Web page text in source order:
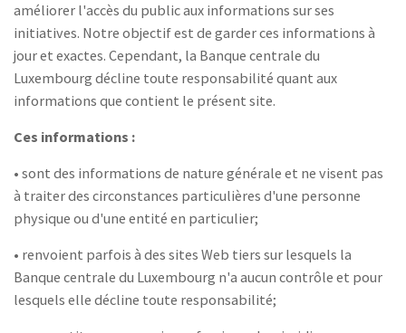
améliorer l'accès du public aux informations sur ses
initiatives. Notre objectif est de garder ces informations à
jour et exactes. Cependant, la Banque centrale du
Luxembourg décline toute responsabilité quant aux
informations que contient le présent site.
Ces informations :
• sont des informations de nature générale et ne visent pas
à traiter des circonstances particulières d'une personne
physique ou d'une entité en particulier;
• renvoient parfois à des sites Web tiers sur lesquels la
Banque centrale du Luxembourg n'a aucun contrôle et pour
lesquels elle décline toute responsabilité;